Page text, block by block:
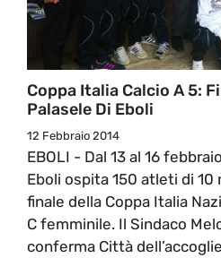
Coppa Italia Calcio A 5:
Palasele Di Eboli
12 Febbraio 2014
EBOLI - Dal 13 al 16
Eboli ospita 150 atleti di 10
finale della Coppa Italia
C femminile. Il Sindaco
conferma Città